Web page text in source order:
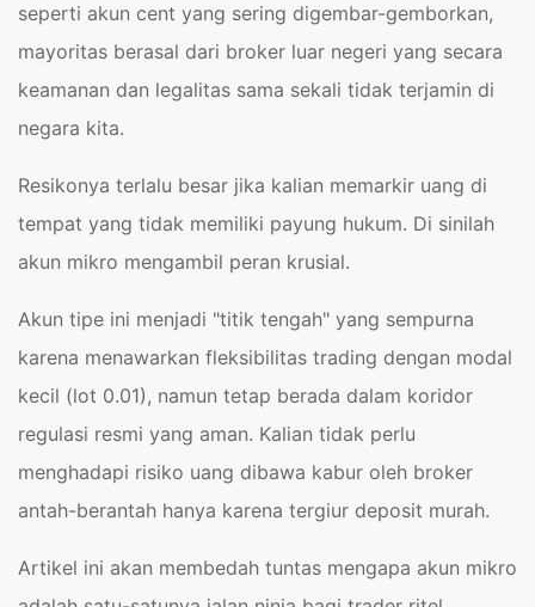
seperti akun cent yang sering digembar-gemborkan,
mayoritas berasal dari broker luar negeri yang secara
keamanan dan legalitas sama sekali tidak terjamin di
negara kita.
Resikonya terlalu besar jika kalian memarkir uang di
tempat yang tidak memiliki payung hukum. Di sinilah
akun mikro mengambil peran krusial.
Akun tipe ini menjadi "titik tengah" yang sempurna
karena menawarkan fleksibilitas trading dengan modal
kecil (lot 0.01), namun tetap berada dalam koridor
regulasi resmi yang aman. Kalian tidak perlu
menghadapi risiko uang dibawa kabur oleh broker
antah-berantah hanya karena tergiur deposit murah.
Artikel ini akan membedah tuntas mengapa akun mikro